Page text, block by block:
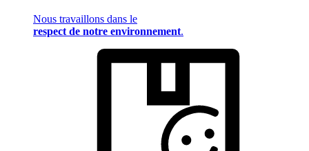
Nous travaillons dans le
respect de notre environnement.